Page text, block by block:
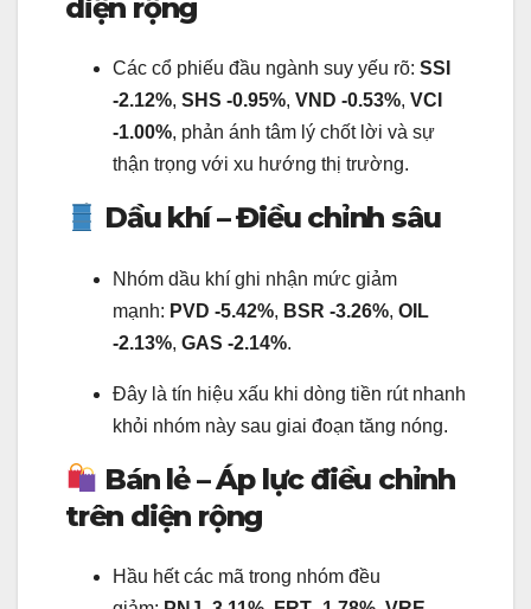
diện rộng
Các cổ phiếu đầu ngành suy yếu rõ: SSI
-2.12%, SHS -0.95%, VND -0.53%, VCI
-1.00%, phản ánh tâm lý chốt lời và sự
thận trọng với xu hướng thị trường.
Dầu khí – Điều chỉnh sâu
Nhóm dầu khí ghi nhận mức giảm
mạnh: PVD -5.42%, BSR -3.26%, OIL
-2.13%, GAS -2.14%.
Đây là tín hiệu xấu khi dòng tiền rút nhanh
khỏi nhóm này sau giai đoạn tăng nóng.
Bán lẻ – Áp lực điều chỉnh
trên diện rộng
Hầu hết các mã trong nhóm đều